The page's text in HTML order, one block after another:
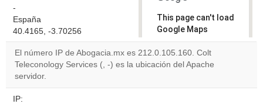
-
España
40.4165, -3.70256
This page can't load
Google Maps
correctly.
Do you
El número IP de Abogacia.mx es 212.0.105.160. Colt
Teleconology Services (, -) es la ubicación del Apache
servidor.
IP: